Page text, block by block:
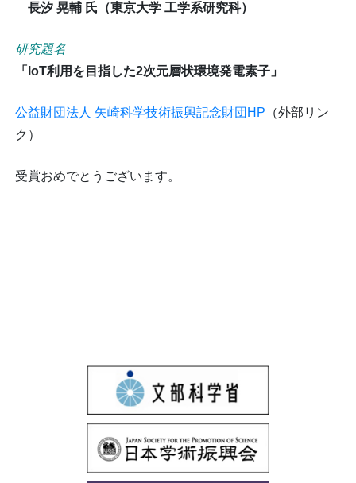
長汐 晃輔 氏（東京大学 工学系研究科）
研究題名
「loT利用を目指した2次元層状環境発電素子」
公益財団法人 矢崎科学技術振興記念財団HP （外部リン
ク）
受賞おめでとうございます。